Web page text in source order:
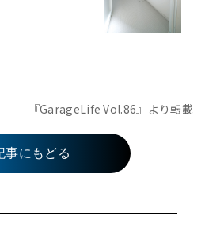
『GarageLife Vol.86』より転載
事にもどる